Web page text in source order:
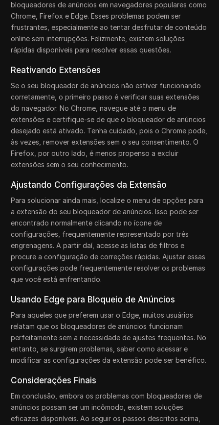
bloqueadores de anúncios em navegadores populares como
Chrome, Firefox e Edge. Esses problemas podem ser
frustrantes, especialmente ao tentar desfrutar de conteúdo
online sem interrupções. Felizmente, existem soluções
rápidas disponíveis para resolver essas questões.
Reativando Extensões
Se o seu bloqueador de anúncios não estiver funcionando
corretamente, o primeiro passo é verificar suas extensões
do navegador. No Chrome, navegue até o menu de
extensões e certifique-se de que o bloqueador de anúncios
desejado está ativado. Tenha cuidado, pois o Chrome pode,
às vezes, remover extensões sem o seu consentimento. O
Firefox, por outro lado, é menos propenso a excluir
extensões sem o seu conhecimento.
Ajustando Configurações da Extensão
Para solucionar ainda mais, localize o menu de opções para
a extensão do seu bloqueador de anúncios. Isso pode ser
encontrado normalmente clicando no ícone de
configurações, frequentemente representado por três
engrenagens. A partir daí, acesse as listas de filtros e
procure a configuração de correções rápidas. Ajustar essas
configurações pode frequentemente resolver os problemas
que você está enfrentando.
Usando Edge para Bloqueio de Anúncios
Para aqueles que preferem usar o Edge, muitos usuários
relatam que os bloqueadores de anúncios funcionam
perfeitamente sem a necessidade de ajustes frequentes. No
entanto, se surgirem problemas, saber como acessar e
modificar as configurações da extensão pode ser benéfico.
Considerações Finais
Em conclusão, embora os problemas com bloqueadores de
anúncios possam ser um incômodo, existem soluções
eficazes disponíveis. Ao seguir os passos descritos acima,